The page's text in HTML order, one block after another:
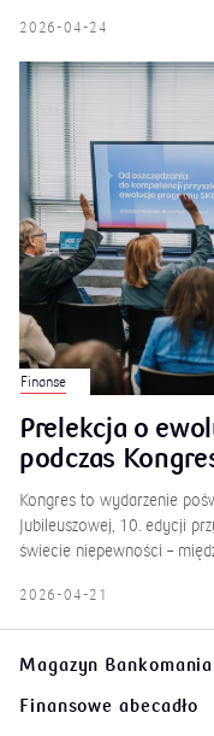
2026-04-24
Finanse
Prelekcja o
podczas
Kongres to wydarzenie
Jubileuszowej, 10. edycji
świecie niepewności –
2026-04-21
Magazyn Bankomania
Finansowe abecadło